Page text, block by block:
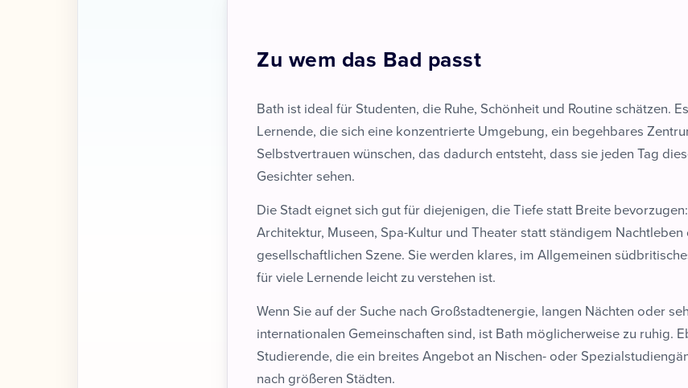
Zu wem das Bad passt
Bath ist ideal für Studenten, die Ruhe, Schönheit und Routine schätzen.
Lernende, die sich eine konzentrierte Umgebung, ein begehbares
Selbstvertrauen wünschen, das dadurch entsteht, dass sie jeden Tag
Gesichter sehen.
Die Stadt eignet sich gut für diejenigen, die Tiefe statt Breite
Architektur, Museen, Spa-Kultur und Theater statt ständigem
gesellschaftlichen Szene. Sie werden klares, im Allgemeinen
für viele Lernende leicht zu verstehen ist.
Wenn Sie auf der Suche nach Großstadtenergie, langen Nächten oder
internationalen Gemeinschaften sind, ist Bath möglicherweise zu ruhig.
Studierende, die ein breites Angebot an Nischen- oder
nach größeren Städten.